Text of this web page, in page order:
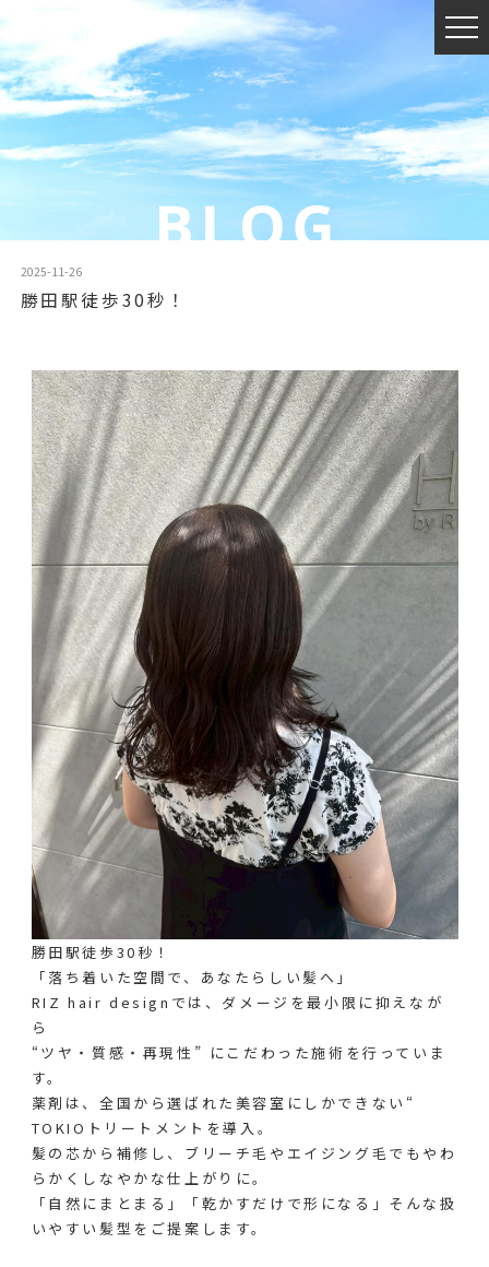
2025-11-26
勝田駅徒歩30秒！
勝田駅徒歩30秒！
「落ち着いた空間で、あなたらしい髪へ」
RIZ hair designでは、ダメージを最小限に抑えなが
ら
“ツヤ・質感・再現性” にこだわった施術を行っていま
す。
薬剤は、全国から選ばれた美容室にしかできない“
TOKIOトリートメントを導入。
髪の芯から補修し、ブリーチ毛やエイジング毛でもやわ
らかくしなやかな仕上がりに。
「自然にまとまる」「乾かすだけで形になる」そんな扱
いやすい髪型をご提案します。